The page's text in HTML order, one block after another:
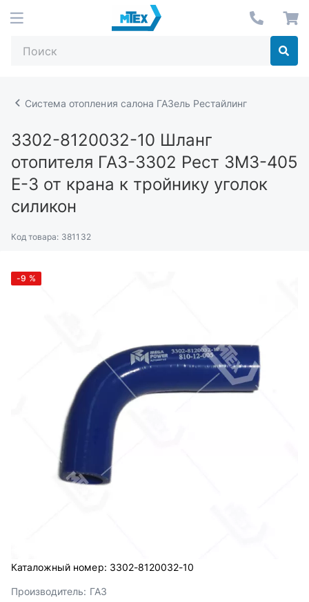
Система отопления салона ГАЗель Рестайлинг
3302-8120032-10 Шланг
отопителя ГАЗ-3302 Рест ЗМЗ-405
Е-3 от крана к тройнику уголок
силикон
Код товара: 381132
-9 %
Каталожный номер: 3302-8120032-10
Производитель: ГАЗ